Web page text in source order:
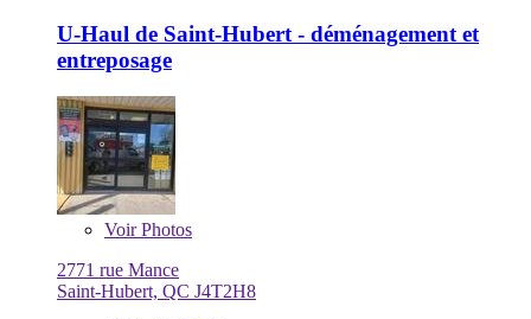
U-Haul de Saint-Hubert - déménagement et
entreposage
VoirPhotos
2771 rue Mance
Saint-Hubert, QC J4T2H8